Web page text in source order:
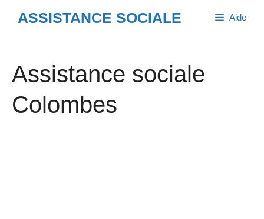
ASSISTANCE SOCIALE Aide
Assistance sociale
Colombes